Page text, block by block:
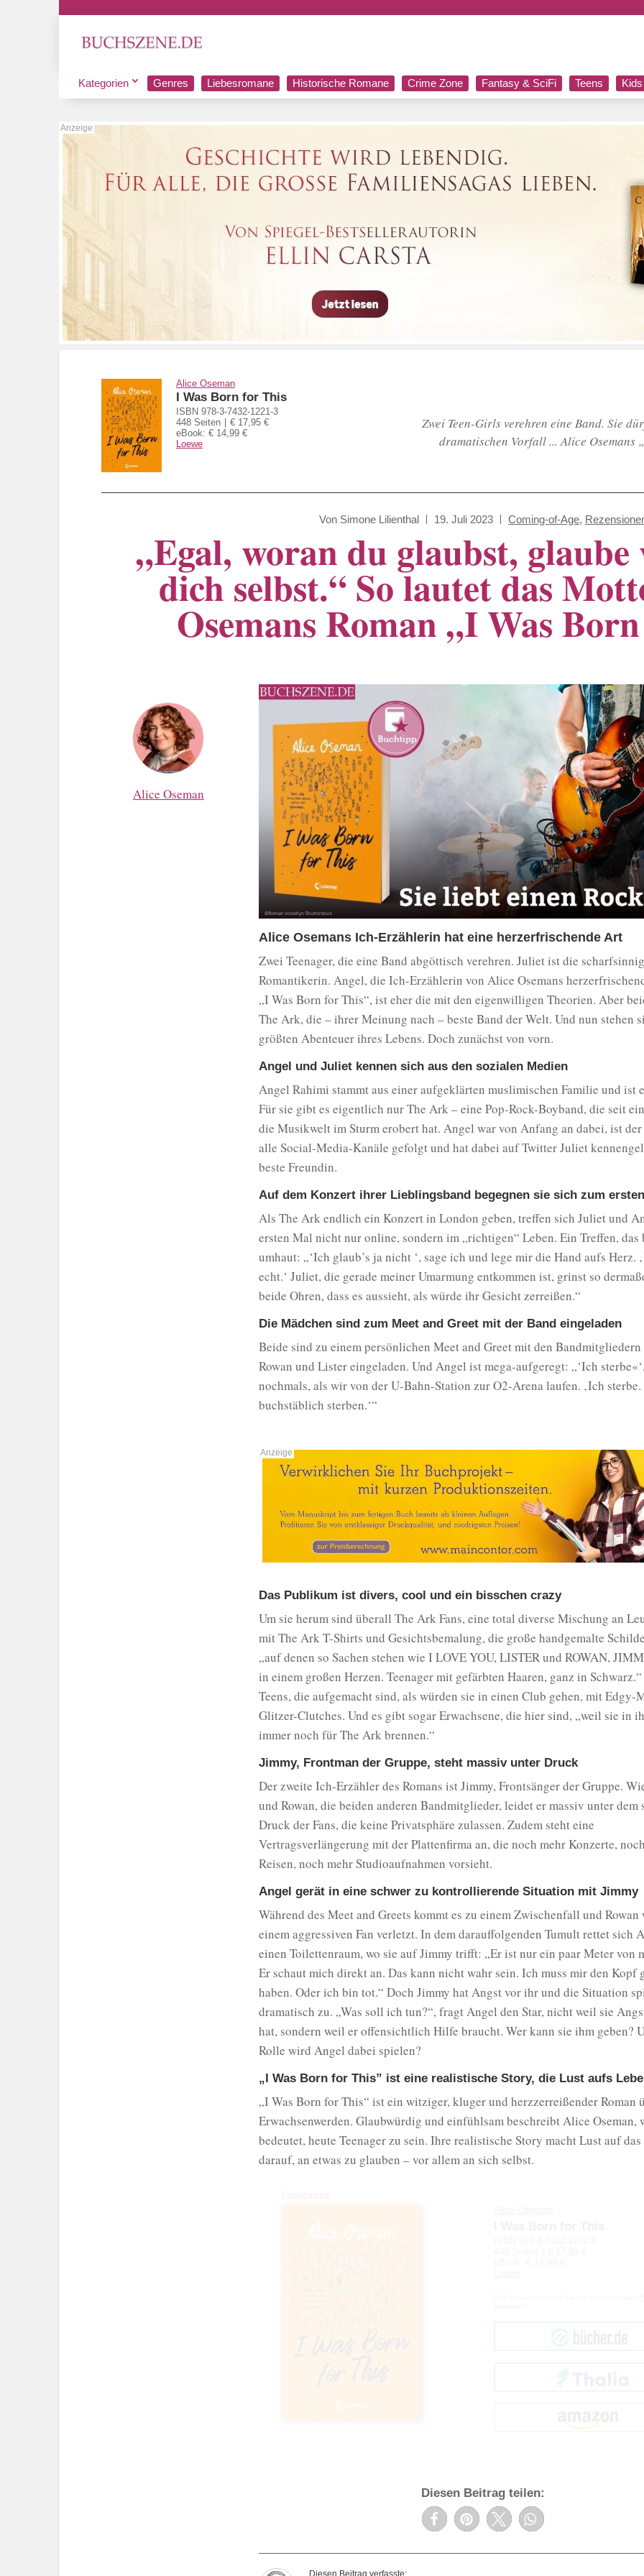
Kategorien Genres Liebesromane Historische Romane Crime Zone Fantasy & SciFi Teens Kids
Alice Oseman
I Was Born for This
ISBN 978-3-7432-1221-3
448 Seiten
€ 17,95 €
eBook: € 14,99 €
Loewe
Zwei Teen-Girls verehren eine Band. Sie
dramatischen Vorfall ... Alice Osemans
Von Simone Lilienthal 19. Juli 2023 Coming-of-Age,
„Egal, woran du glaubst,
dich selbst.“ So lautet das
Osemans Roman „I Was
Alice Oseman
Alice Osemans Ich-Erzählerin hat eine herzerfrischende Art
Zwei Teenager, die eine Band abgöttisch verehren. Juliet ist die
Romantikerin. Angel, die Ich-Erzählerin von Alice Osemans
„I Was Born for This“, ist eher die mit den eigenwilligen Theorien. Aber
The Ark, die – ihrer Meinung nach – beste Band der Welt. Und nun stehen
größten Abenteuer ihres Lebens. Doch zunächst von vorn.
Angel und Juliet kennen sich aus den sozialen Medien
Angel Rahimi stammt aus einer aufgeklärten muslimischen Familie und ist
Für sie gibt es eigentlich nur The Ark – eine Pop-Rock-Boyband, die seit
die Musikwelt im Sturm erobert hat. Angel war von Anfang an dabei, ist
alle Social-Media-Kanäle gefolgt und hat dabei auf Twitter Juliet
beste Freundin.
Auf dem Konzert ihrer Lieblingsband begegnen sie sich zum
Als The Ark endlich ein Konzert in London geben, treffen sich Juliet und
ersten Mal nicht nur online, sondern im „richtigen“ Leben. Ein Treffen, das
umhaut: „‘Ich glaub’s ja nicht ‘, sage ich und lege mir die Hand aufs Herz.
echt.‘ Juliet, die gerade meiner Umarmung entkommen ist, grinst so
beide Ohren, dass es aussieht, als würde ihr Gesicht zerreißen.“
Die Mädchen sind zum Meet and Greet mit der Band eingeladen
Beide sind zu einem persönlichen Meet and Greet mit den Bandmitgliedern
Rowan und Lister eingeladen. Und Angel ist mega-aufgeregt: „‘Ich
nochmals, als wir von der U-Bahn-Station zur O2-Arena laufen. ‚Ich
buchstäblich sterben.‘“
Das Publikum ist divers, cool und ein bisschen crazy
Um sie herum sind überall The Ark Fans, eine total diverse Mischung an
mit The Ark T-Shirts und Gesichtsbemalung, die große handgemalte
„auf denen so Sachen stehen wie I LOVE YOU, LISTER und ROWAN,
in einem großen Herzen. Teenager mit gefärbten Haaren, ganz in
Teens, die aufgemacht sind, als würden sie in einen Club gehen, mit Edgy-
Glitzer-Clutches. Und es gibt sogar Erwachsene, die hier sind, „weil sie in
immer noch für The Ark brennen.“
Jimmy, Frontman der Gruppe, steht massiv unter Druck
Der zweite Ich-Erzähler des Romans ist Jimmy, Frontsänger der Gruppe.
und Rowan, die beiden anderen Bandmitglieder, leidet er massiv unter dem
Druck der Fans, die keine Privatsphäre zulassen. Zudem steht eine
Vertragsverlängerung mit der Plattenfirma an, die noch mehr Konzerte,
Reisen, noch mehr Studioaufnahmen vorsieht.
Angel gerät in eine schwer zu kontrollierende Situation mit Jimmy
Während des Meet and Greets kommt es zu einem Zwischenfall und
einem aggressiven Fan verletzt. In dem darauffolgenden Tumult rettet sich
einen Toilettenraum, wo sie auf Jimmy trifft: „Er ist nur ein paar Meter von
Er schaut mich direkt an. Das kann nicht wahr sein. Ich muss mir den Kopf
haben. Oder ich bin tot.“ Doch Jimmy hat Angst vor ihr und die Situation
dramatisch zu. „Was soll ich tun?“, fragt Angel den Star, nicht weil sie
hat, sondern weil er offensichtlich Hilfe braucht. Wer kann sie ihm geben?
Rolle wird Angel dabei spielen?
„I Was Born for This” ist eine realistische Story, die Lust aufs
„I Was Born for This“ ist ein witziger, kluger und herzzerreißender Roman
Erwachsenwerden. Glaubwürdig und einfühlsam beschreibt Alice Oseman,
bedeutet, heute Teenager zu sein. Ihre realistische Story macht Lust auf
darauf, an etwas zu glauben – vor allem an sich selbst.
Diesen Beitrag teilen: